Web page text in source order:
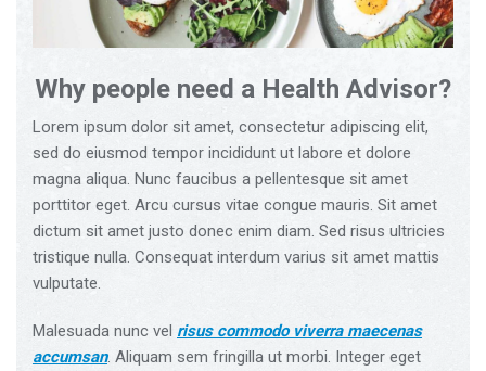
Why people need a Health Advisor?
Lorem ipsum dolor sit amet, consectetur adipiscing elit,
sed do eiusmod tempor incididunt ut labore et dolore
magna aliqua. Nunc faucibus a pellentesque sit amet
porttitor eget. Arcu cursus vitae congue mauris. Sit amet
dictum sit amet justo donec enim diam. Sed risus ultricies
tristique nulla. Consequat interdum varius sit amet mattis
vulputate.
Malesuada nunc vel risus commodo viverra maecenas
accumsan. Aliquam sem fringilla ut morbi. Integer eget